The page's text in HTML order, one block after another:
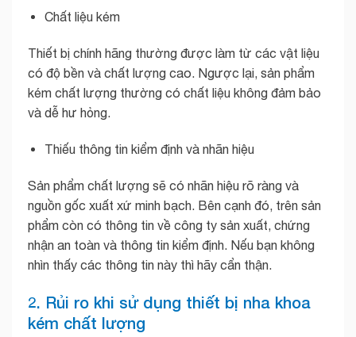
Chất liệu kém
Thiết bị chính hãng thường được làm từ các vật liệu
có độ bền và chất lượng cao. Ngược lại, sản phẩm
kém chất lượng thường có chất liệu không đảm bảo
và dễ hư hỏng.
Thiếu thông tin kiểm định và nhãn hiệu
Sản phẩm chất lượng sẽ có nhãn hiệu rõ ràng và
nguồn gốc xuất xứ minh bạch. Bên cạnh đó, trên sản
phẩm còn có thông tin về công ty sản xuất, chứng
nhận an toàn và thông tin kiểm định. Nếu bạn không
nhìn thấy các thông tin này thì hãy cẩn thận.
2. Rủi ro khi sử dụng thiết bị nha khoa
kém chất lượng